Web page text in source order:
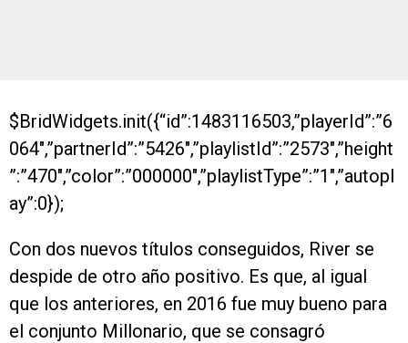
$BridWidgets.init({“id”:1483116503,”playerId”:”6
064″,”partnerId”:”5426″,”playlistId”:”2573″,”height
”:”470″,”color”:”000000″,”playlistType”:”1″,”autopl
ay”:0});
Con dos nuevos títulos conseguidos, River se
despide de otro año positivo. Es que, al igual
que los anteriores, en 2016 fue muy bueno para
el conjunto Millonario, que se consagró